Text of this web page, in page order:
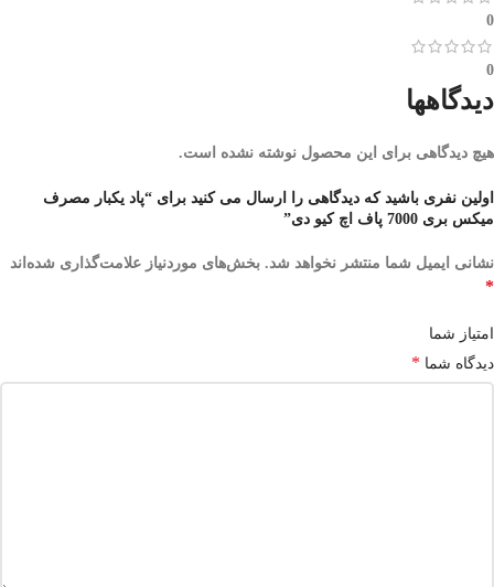
0
0
دیدگاهها
هیچ دیدگاهی برای این محصول نوشته نشده است.
اولین نفری باشید که دیدگاهی را ارسال می کنید برای “پاد یکبار مصرف
میکس بری 7000 پاف اچ کیو دی”
نشانی ایمیل شما منتشر نخواهد شد. بخش‌های موردنیاز علامت‌گذاری شده‌اند
*
امتیاز شما
دیدگاه شما *